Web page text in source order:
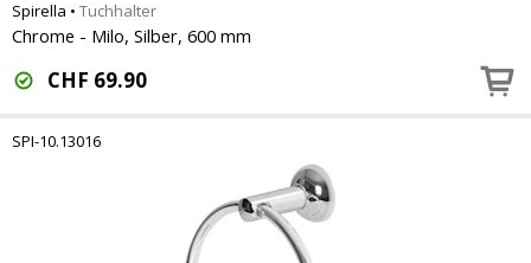
Spirella • Tuchhalter
Chrome - Milo, Silber, 600 mm
CHF 69.90
SPI-10.13016